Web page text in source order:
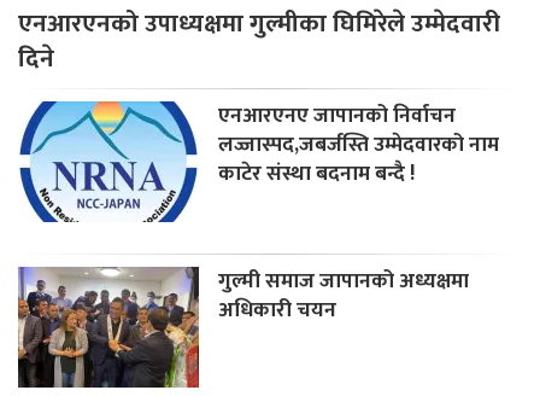
एनआरएनको उपाध्यक्षमा गुल्मीका घिमिरेले उम्मेदवारी
दिने
एनआरएनए जापानको निर्वाचन
लज्जास्पद,जबर्जस्ति उम्मेदवारको नाम
काटेर संस्था बदनाम बन्दै !
गुल्मी समाज जापानको अध्यक्षमा
अधिकारी चयन